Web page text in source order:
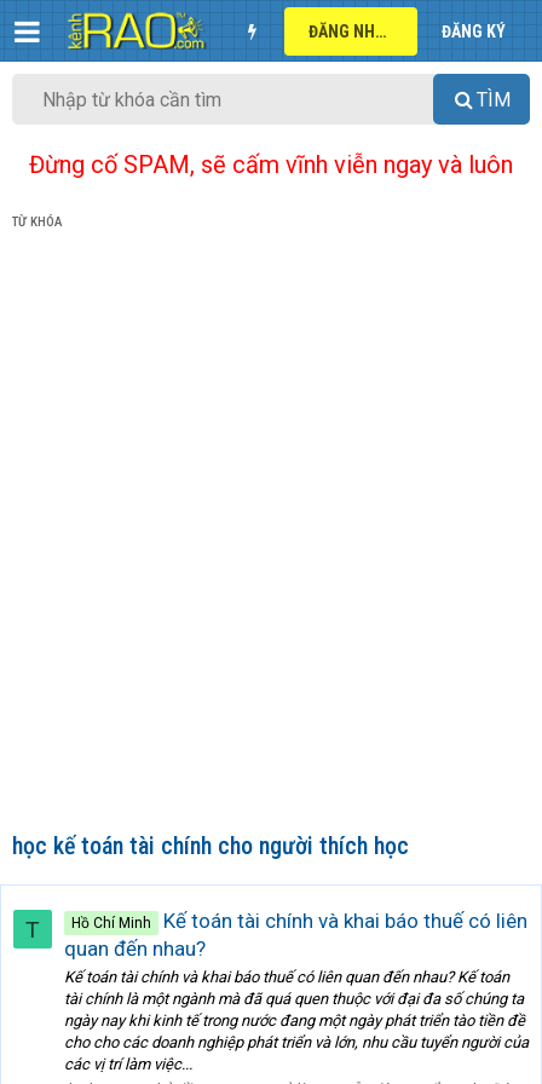
ĐĂNG NHẬP ĐĂNG KÝ
TÌM
Đừng cố SPAM, sẽ cấm vĩnh viễn ngay và luôn
TỪ KHÓA
học kế toán tài chính cho người thích học
T Hồ Chí Minh
Kế toán tài chính và khai báo thuế có liên
quan đến nhau?
Kế toán tài chính và khai báo thuế có liên quan đến nhau? Kế toán
tài chính là một ngành mà đã quá quen thuộc với đại đa số chúng ta
ngày nay khi kinh tế trong nước đang một ngày phát triển tào tiền đề
cho cho các doanh nghiệp phát triển và lớn, nhu cầu tuyển người của
các vị trí làm việc...